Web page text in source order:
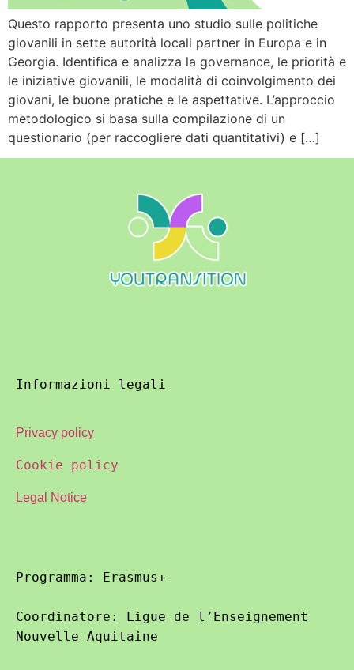
Questo rapporto presenta uno studio sulle politiche
giovanili in sette autorità locali partner in Europa e in
Georgia. Identifica e analizza la governance, le priorità e
le iniziative giovanili, le modalità di coinvolgimento dei
giovani, le buone pratiche e le aspettative. L’approccio
metodologico si basa sulla compilazione di un
questionario (per raccogliere dati quantitativi) e […]
Informazioni legali
Privacy policy
Cookie policy
Legal Notice
Programma: Erasmus+
Coordinatore: Ligue de l’Enseignement
Nouvelle Aquitaine